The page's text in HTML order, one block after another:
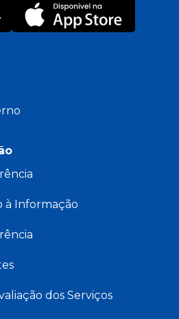
à Informação
dos Serviços